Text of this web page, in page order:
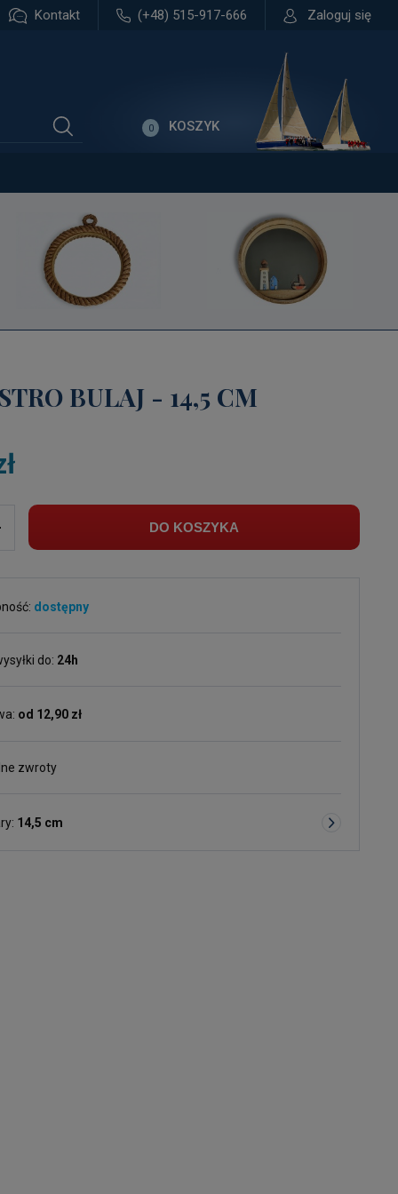
Kontakt (+48) 515-917-666 Zaloguj się
KOSZYK
0
BULAJ - 14,5 CM
DO KOSZYKA
dostępny
do: 24h
od 12,90 zł
zwroty
14,5 cm